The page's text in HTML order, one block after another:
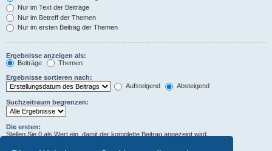
Nur im Text der Beiträge
Nur im Betreff der Themen
Nur im ersten Beitrag der Themen
Ergebnisse anzeigen als:
Beiträge
Themen
Ergebnisse sortieren nach:
Aufsteigend
Absteigend
Suchzeitraum begrenzen:
Die ersten:
Stellen Sie 0 als Wert ein, damit der komplette Beitrag angezeigt wird.